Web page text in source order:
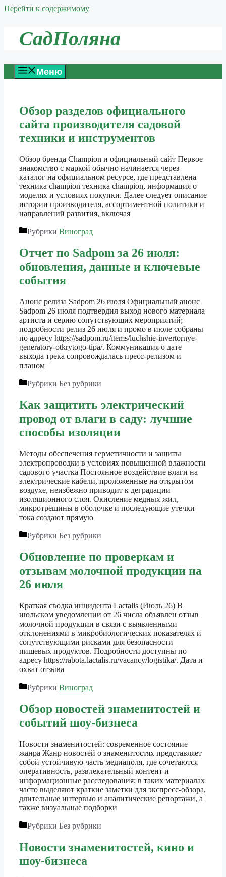
Перейти к содержимому
СадПоляна
Меню
Обзор разделов официального
сайта производителя садовой
техники и инструментов
Обзор бренда Champion и официальный сайт Первое
знакомство с маркой обычно начинается через
каталог на официальном ресурсе, где представлена
техника champion техника champion, информация о
моделях и условиях покупки. Далее следует описание
истории производителя, ассортиментной политики и
направлений развития, включая
Рубрики Виноград
Отчет по Sadpom за 26 июля:
обновления, данные и ключевые
события
Анонс релиза Sadpom 26 июля Официальный анонс
Sadpom 26 июля подтвердил выход нового материала
артиста и серию сопутствующих мероприятий;
подробности релиз 26 июля и промо в июле собраны
по адресу https://sadpom.ru/items/luchshie-invertornye-
generatory-otkrytogo-tipa/. Коммуникация о дате
выхода трека сопровождалась пресс-релизом и
планом
Рубрики Без рубрики
Как защитить электрический
провод от влаги в саду: лучшие
способы изоляции
Методы обеспечения герметичности и защиты
электропроводки в условиях повышенной влажности
садового участка Постоянное воздействие влаги на
электрические кабели, проложенные на открытом
воздухе, неизбежно приводит к деградации
изоляционного слоя. Окисление медных жил,
микротрещины в оболочке и последующие утечки
тока создают прямую
Рубрики Без рубрики
Обновление по проверкам и
отзывам молочной продукции на
26 июля
Краткая сводка инцидента Lactalis (Июль 26) В
июльском уведомлении от 26 числа объявлен отзыв
молочной продукции в связи с выявленными
отклонениями в микробиологических показателях и
сопутствующими рисками для безопасности
пищевых продуктов. Подробности доступны по
адресу https://rabota.lactalis.ru/vacancy/logistika/. Дата и
охват отзыва
Рубрики Виноград
Обзор новостей знаменитостей и
событий шоу-бизнеса
Новости знаменитостей: современное состояние
жанра Жанр новостей о знаменитостях представляет
собой устойчивую часть медиаполя, где сочетаются
оперативность, развлекательный контент и
информационные расследования; в таких материалах
часто выделяют краткие заметки для экспресс-обзора,
длительные интервью и аналитические репортажи, а
также визуальные подборки
Рубрики Без рубрики
Новости знаменитостей, кино и
шоу-бизнеса